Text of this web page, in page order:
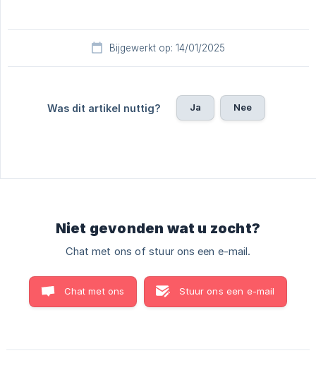
Bijgewerkt op: 14/01/2025
Was dit artikel nuttig? Ja Nee
Niet gevonden wat u zocht?
Chat met ons of stuur ons een e-mail.
Chat met ons Stuur ons een e-mail